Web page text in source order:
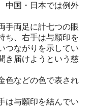
中国・日本では例外
手両足に計七つの眼
ち、右手は与願印を
つながりを示してい
き届けようという慈
色などの色で表され
は与願印を結んでい